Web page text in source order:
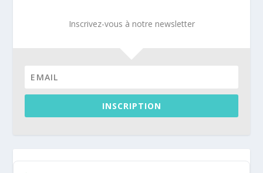
Inscrivez-vous à notre newsletter
INSCRIPTION